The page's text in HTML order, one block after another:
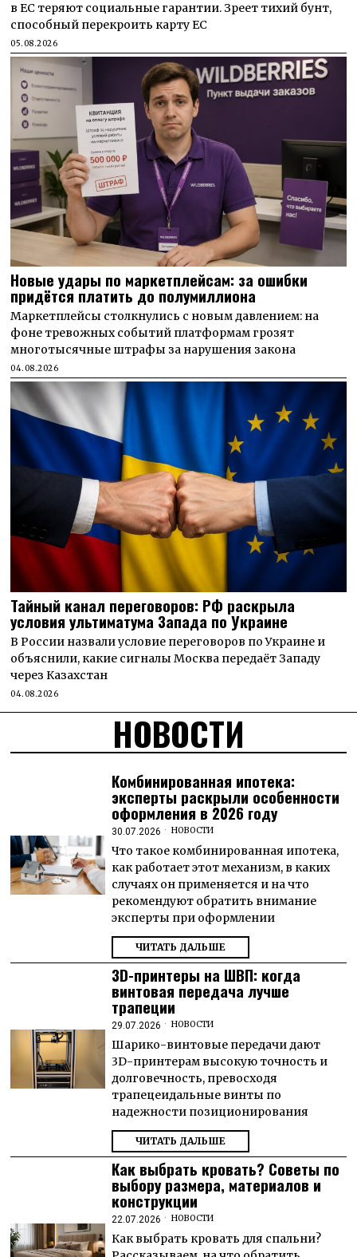
в ЕС теряют социальные гарантии. Зреет тихий бунт,
способный перекроить карту ЕС
05.08.2026
Новые удары по маркетплейсам: за ошибки
придётся платить до полумиллиона
Маркетплейсы столкнулись с новым давлением: на
фоне тревожных событий платформам грозят
многотысячные штрафы за нарушения закона
04.08.2026
Тайный канал переговоров: РФ раскрыла
условия ультиматума Запада по Украине
В России назвали условие переговоров по Украине и
объяснили, какие сигналы Москва передаёт Западу
через Казахстан
04.08.2026
НОВОСТИ
Комбинированная ипотека:
эксперты раскрыли особенности
оформления в 2026 году
30.07.2026 НОВОСТИ
Что такое комбинированная ипотека,
как работает этот механизм, в каких
случаях он применяется и на что
рекомендуют обратить внимание
эксперты при оформлении
ЧИТАТЬ ДАЛЬШЕ
3D-принтеры на ШВП: когда
винтовая передача лучше
трапеции
29.07.2026 НОВОСТИ
Шарико-винтовые передачи дают
3D-принтерам высокую точность и
долговечность, превосходя
трапецеидальные винты по
надежности позиционирования
ЧИТАТЬ ДАЛЬШЕ
Как выбрать кровать? Советы по
выбору размера, материалов и
конструкции
22.07.2026 НОВОСТИ
Как выбрать кровать для спальни?